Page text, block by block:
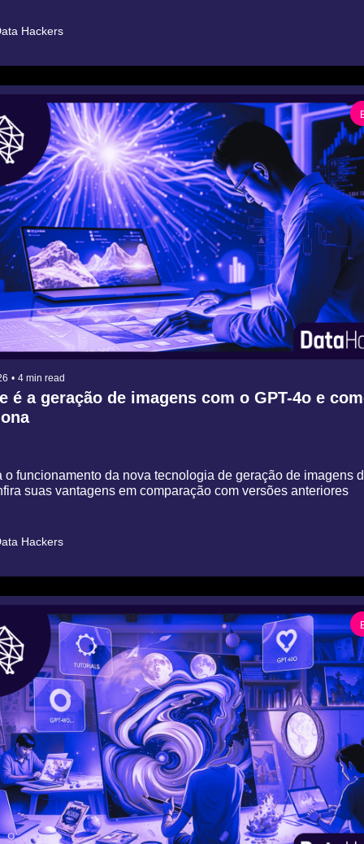
Hackers
• 4 min read
é a geração de imagens com o GPT-4o e
o funcionamento da nova tecnologia de geração de imagens
suas vantagens em comparação com versões anteriores
Hackers